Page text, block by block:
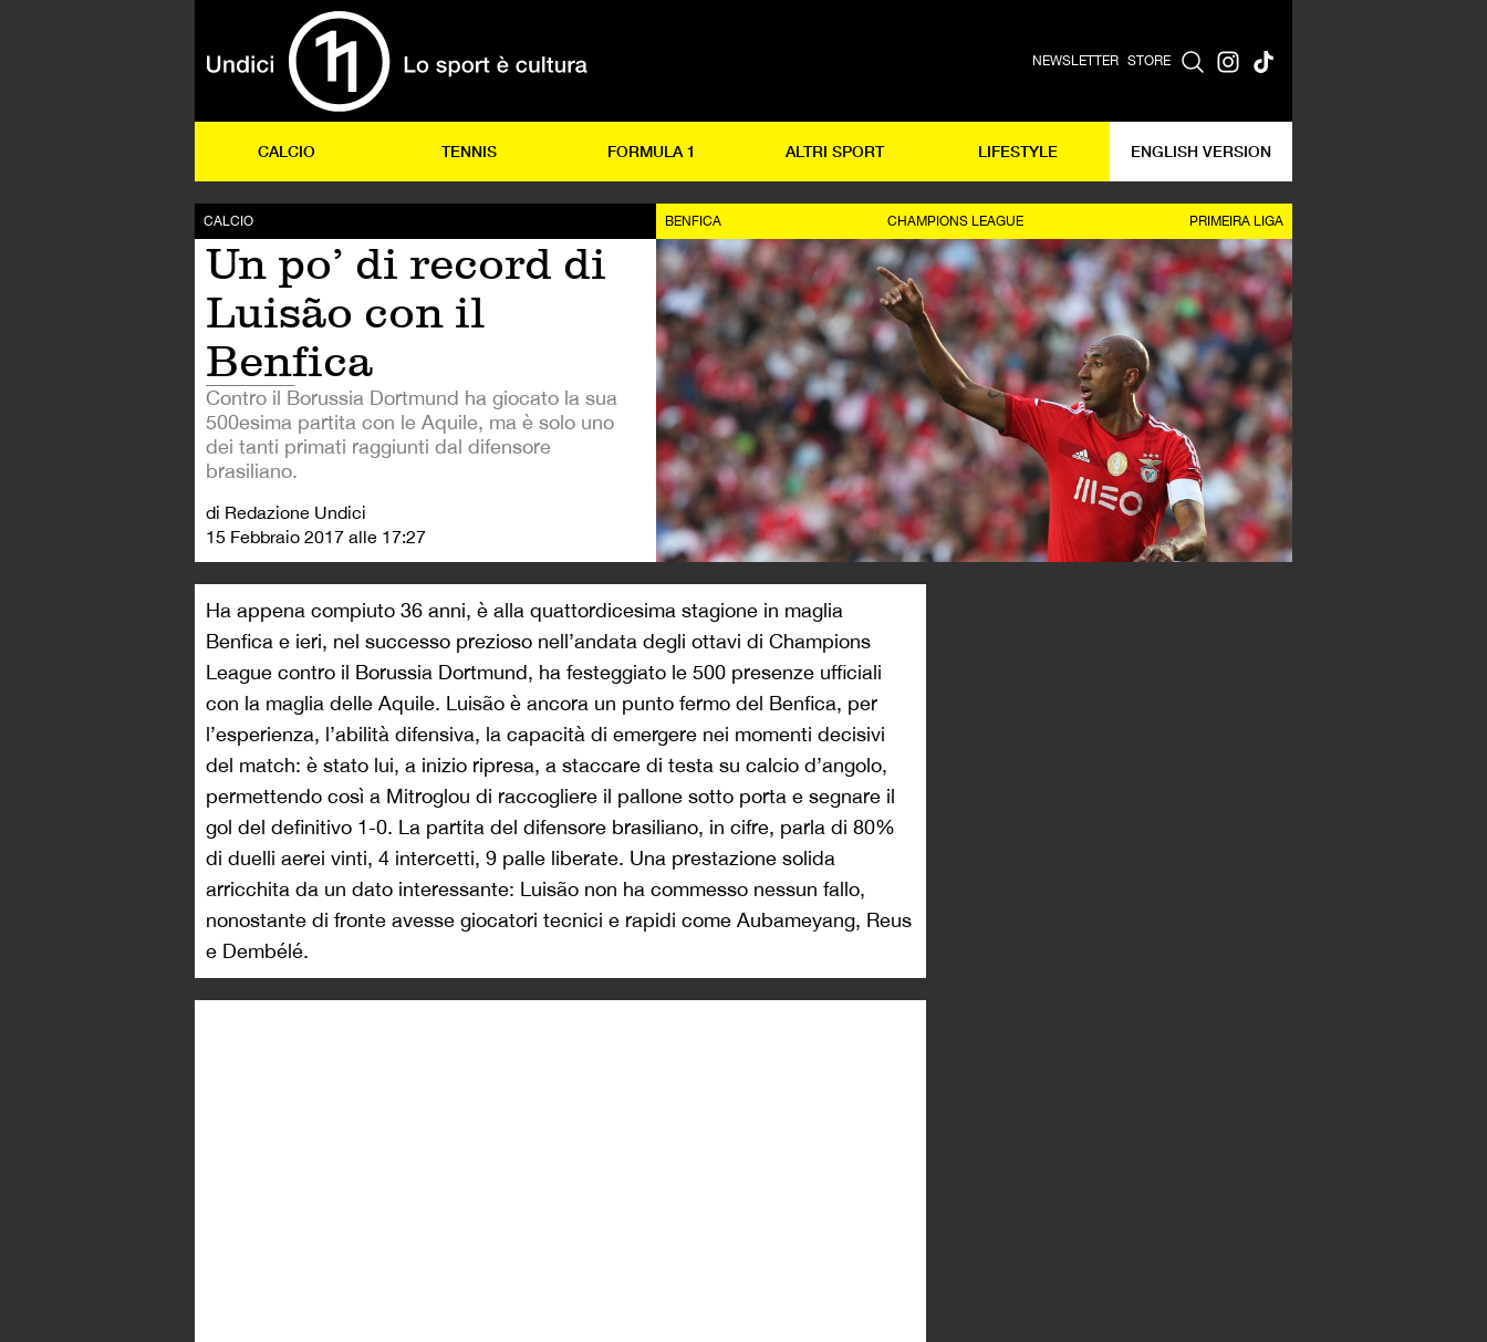
NEWSLETTER STORE
CALCIO TENNIS FORMULA 1 ALTRI SPORT LIFESTYLE ENGLISH VERSION
CALCIO
Un po’ di record di
Luisão con il
Benfica
Contro il Borussia Dortmund ha giocato la sua
500esima partita con le Aquile, ma è solo uno
dei tanti primati raggiunti dal difensore
brasiliano.
di Redazione Undici
15 Febbraio 2017 alle 17:27
BENFICA CHAMPIONS LEAGUE PRIMEIRA LIGA
Ha appena compiuto 36 anni, è alla quattordicesima stagione in maglia
Benfica e ieri, nel successo prezioso nell’andata degli ottavi di Champions
League contro il Borussia Dortmund, ha festeggiato le 500 presenze ufficiali
con la maglia delle Aquile. Luisão è ancora un punto fermo del Benfica, per
l’esperienza, l’abilità difensiva, la capacità di emergere nei momenti decisivi
del match: è stato lui, a inizio ripresa, a staccare di testa su calcio d’angolo,
permettendo così a Mitroglou di raccogliere il pallone sotto porta e segnare il
gol del definitivo 1-0. La partita del difensore brasiliano, in cifre, parla di 80%
di duelli aerei vinti, 4 intercetti, 9 palle liberate. Una prestazione solida
arricchita da un dato interessante: Luisão non ha commesso nessun fallo,
nonostante di fronte avesse giocatori tecnici e rapidi come Aubameyang, Reus
e Dembélé.